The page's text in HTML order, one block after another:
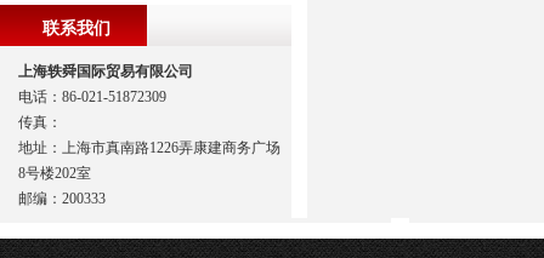
联系我们
上海轶舜国际贸易有限公司
电话：86-021-51872309
传真：
地址：上海市真南路1226弄康建商务广场
8号楼202室
邮编：200333